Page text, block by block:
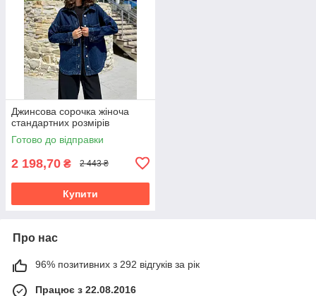
Джинсова сорочка жіноча
стандартних розмірів
Готово до відправки
2 198,70 ₴ 2 443 ₴
Купити
Про нас
96% позитивних з 292 відгуків за рік
Працює з 22.08.2016